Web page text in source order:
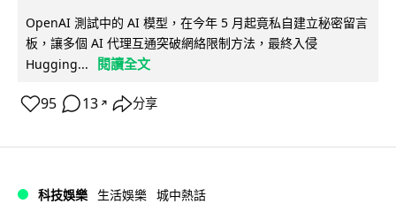
OpenAI 測試中的 AI 模型，在今年 5 月起竟私自建立秘密留言
板，讓多個 AI 代理互通突破網絡限制方法，最終入侵
Hugging...
閱讀全文
95 13 ↗ 分享
科技娛樂 生活娛樂 城中熱話